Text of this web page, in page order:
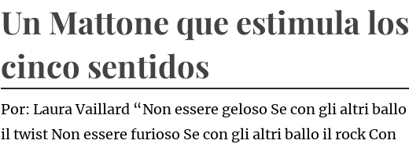
Un Mattone que estimula los
cinco sentidos
Por: Laura Vaillard “Non essere geloso Se con gli altri ballo
il twist Non essere furioso Se con gli altri ballo il rock Con